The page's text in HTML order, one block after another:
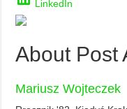
LinkedIn
About Post
Mariusz Wojteczek